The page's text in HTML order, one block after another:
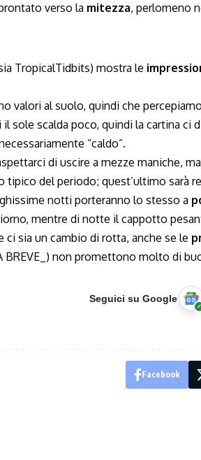
verso la mitezza, perlomeno
TropicalTidbits) mostra le
valori al suolo, quindi che
il sole scalda poco, quindi la cartina ci
“caldo”.
di uscire a mezze maniche,
tipico del periodo; quest’ultimo sarà
notti porteranno lo stesso a
mentre di notte il cappotto
ci sia un cambio di rotta, anche se le
BREVE_) non promettono molto di
Seguici su Google
Facebook